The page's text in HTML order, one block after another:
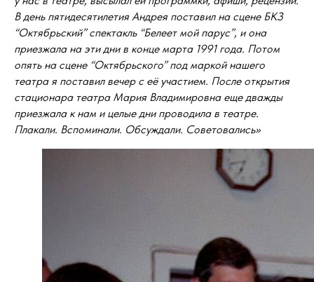
В день пятидесятилетия Андрея поставил на сцене БКЗ
“Октябрьский” спектакль “Белеет мой парус”, и она
приезжала на эти дни в конце марта 1991 года. Потом
опять на сцене “Октябрьского” под маркой нашего
театра я поставил вечер с её участием. После открытия
стационара театра Мария Владимировна еще дважды
приезжала к нам и целые дни проводила в театре.
Плакали. Вспоминали. Обсуждали. Советовались»